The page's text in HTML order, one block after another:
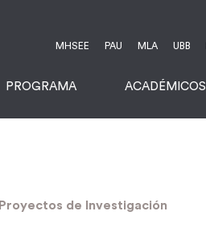
MHSEE PAU MLA UBB
PROGRAMA ACADÉMICOS
Proyectos de Investigación